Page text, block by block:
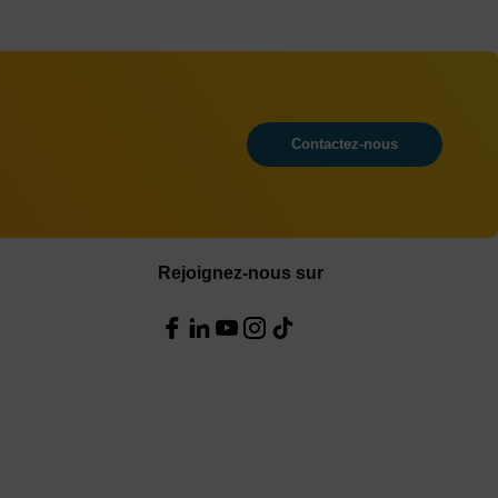
Contactez-nous
Rejoignez-nous sur